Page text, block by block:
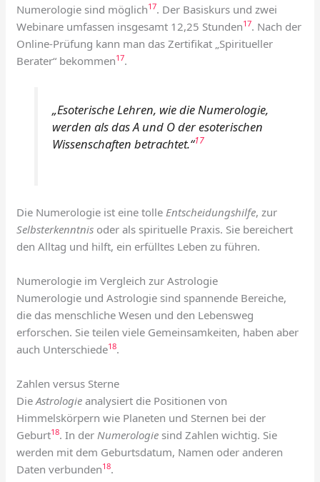
Numerologie sind möglich17. Der Basiskurs und zwei
Webinare umfassen insgesamt 12,25 Stunden17. Nach der
Online-Prüfung kann man das Zertifikat „Spiritueller
Berater“ bekommen17.
„Esoterische Lehren, wie die Numerologie,
werden als das A und O der esoterischen
Wissenschaften betrachtet.“17
Die Numerologie ist eine tolle Entscheidungshilfe, zur
Selbsterkenntnis oder als spirituelle Praxis. Sie bereichert
den Alltag und hilft, ein erfülltes Leben zu führen.
Numerologie im Vergleich zur Astrologie
Numerologie und Astrologie sind spannende Bereiche,
die das menschliche Wesen und den Lebensweg
erforschen. Sie teilen viele Gemeinsamkeiten, haben aber
auch Unterschiede18.
Zahlen versus Sterne
DieAstrologie analysiert die Positionen von
Himmelskörpern wie Planeten und Sternen bei der
Geburt18. In der Numerologie sind Zahlen wichtig. Sie
werden mit dem Geburtsdatum, Namen oder anderen
Daten verbunden18.